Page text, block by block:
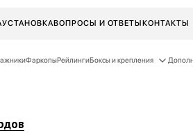
УСТАНОВКАВОПРОСЫ И ОТВЕТЫКОНТАКТЫ
ФаркопыРейлингиБоксы и крепления